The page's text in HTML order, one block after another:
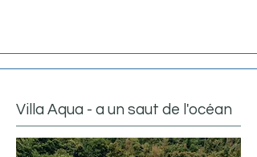
Villa Aqua - a un saut de l'océan